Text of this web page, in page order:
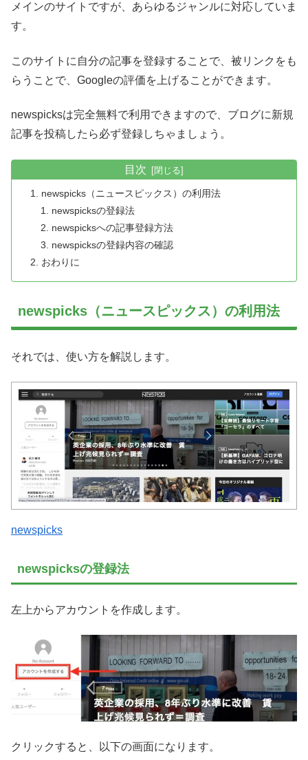
メインのサイトですが、あらゆるジャンルに対応していま
す。
このサイトに自分の記事を登録することで、被リンクをも
らうことで、Googleの評価を上げることができます。
newspicksは完全無料で利用できますので、ブログに新規
記事を投稿したら必ず登録しちゃましょう。
目次
newspicks（ニュースピックス）の利用法
newspicksの登録法
newspicksへの記事登録方法
newspicksの登録内容の確認
おわりに
newspicks（ニュースピックス）の利用法
それでは、使い方を解説します。
newspicks
newspicksの登録法
左上からアカウントを作成します。
クリックすると、以下の画面になります。